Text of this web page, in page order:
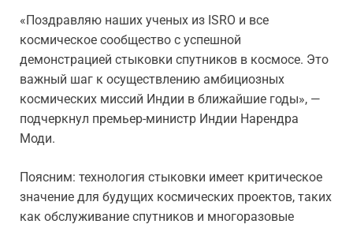
«Поздравляю наших ученых из ISRO и все
космическое сообщество с успешной
демонстрацией стыковки спутников в космосе. Это
важный шаг к осуществлению амбициозных
космических миссий Индии в ближайшие годы», —
подчеркнул премьер-министр Индии Нарендра
Моди.
Поясним: технология стыковки имеет критическое
значение для будущих космических проектов, таких
как обслуживание спутников и многоразовые